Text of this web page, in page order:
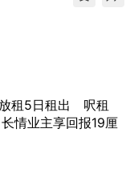
租5日租出 呎租
情业主享回报19厘